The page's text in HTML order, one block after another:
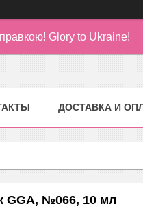
Glory to Ukraine!
ДОСТАВКА И
GGA, №066, 10 мл